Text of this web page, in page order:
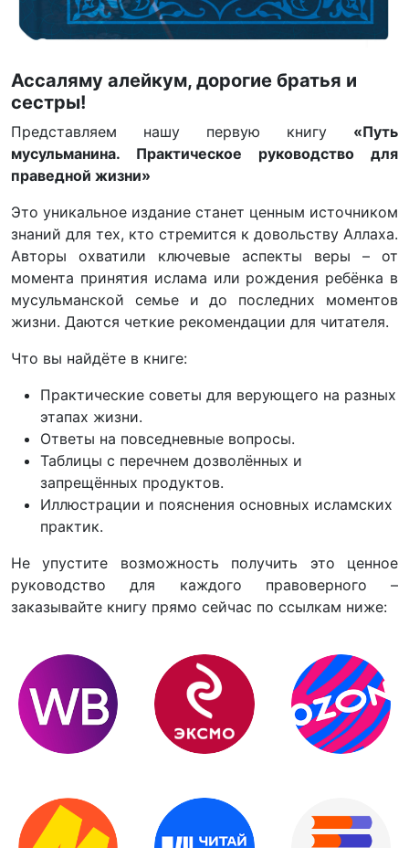
Ассаляму алейкум, дорогие братья и
сестры!
Представляем нашу первую книгу «Путь
мусульманина. Практическое руководство для
праведной жизни»
Это уникальное издание станет ценным источником
знаний для тех, кто стремится к довольству Аллаха.
Авторы охватили ключевые аспекты веры – от
момента принятия ислама или рождения ребёнка в
мусульманской семье и до последних моментов
жизни. Даются четкие рекомендации для читателя.
Что вы найдёте в книге:
Практические советы для верующего на разных
этапах жизни.
Ответы на повседневные вопросы.
Таблицы с перечнем дозволённых и
запрещённых продуктов.
Иллюстрации и пояснения основных исламских
практик.
Не упустите возможность получить это ценное
руководство для каждого правоверного –
заказывайте книгу прямо сейчас по ссылкам ниже: